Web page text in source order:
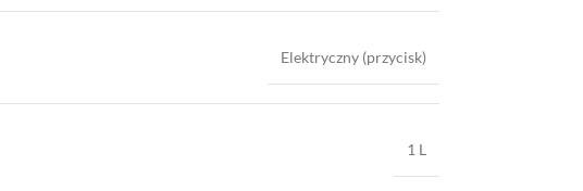
Elektryczny (przycisk)
1 L